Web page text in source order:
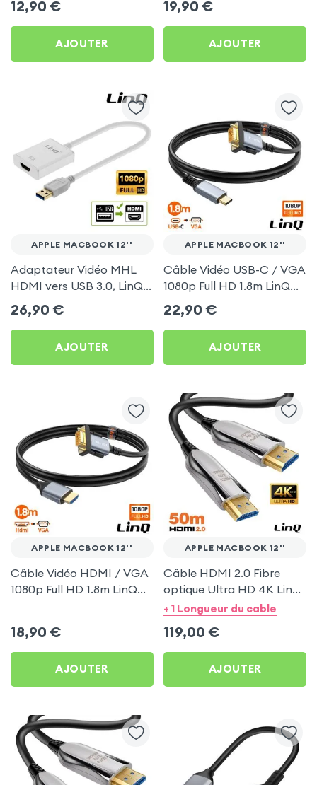
12,90 €
AJOUTER
19,90 €
AJOUTER
APPLE MACBOOK 12''
Adaptateur Vidéo MHL
HDMI vers USB 3.0, LinQ
Argent pour Apple
MacBook 12''
26,90 €
AJOUTER
APPLE MACBOOK 12''
Câble Vidéo USB-C / VGA
1080p Full HD 1.8m LinQ
pour Apple MacBook 12''
22,90 €
AJOUTER
APPLE MACBOOK 12''
Câble Vidéo HDMI / VGA
1080p Full HD 1.8m LinQ
18,90 €
AJOUTER
APPLE MACBOOK 12''
Câble HDMI 2.0 Fibre
optique Ultra HD 4K LinQ
50m pour Apple
+ 1 Longueur du cable
119,00 €
AJOUTER